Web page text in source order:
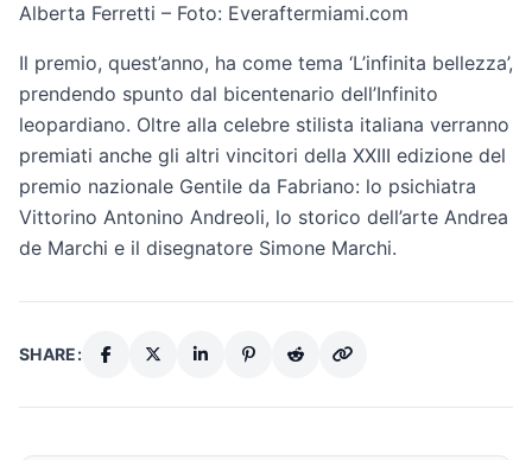
Alberta Ferretti – Foto: Everaftermiami.com
Il premio, quest’anno, ha come tema ‘L’infinita bellezza’,
prendendo spunto dal bicentenario dell’Infinito
leopardiano. Oltre alla celebre stilista italiana verranno
premiati anche gli altri vincitori della XXIII edizione del
premio nazionale Gentile da Fabriano: lo psichiatra
Vittorino Antonino Andreoli, lo storico dell’arte Andrea
de Marchi e il disegnatore Simone Marchi.
SHARE: